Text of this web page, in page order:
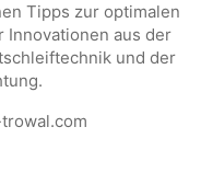
Tipps zur optimalen
aus der
und der